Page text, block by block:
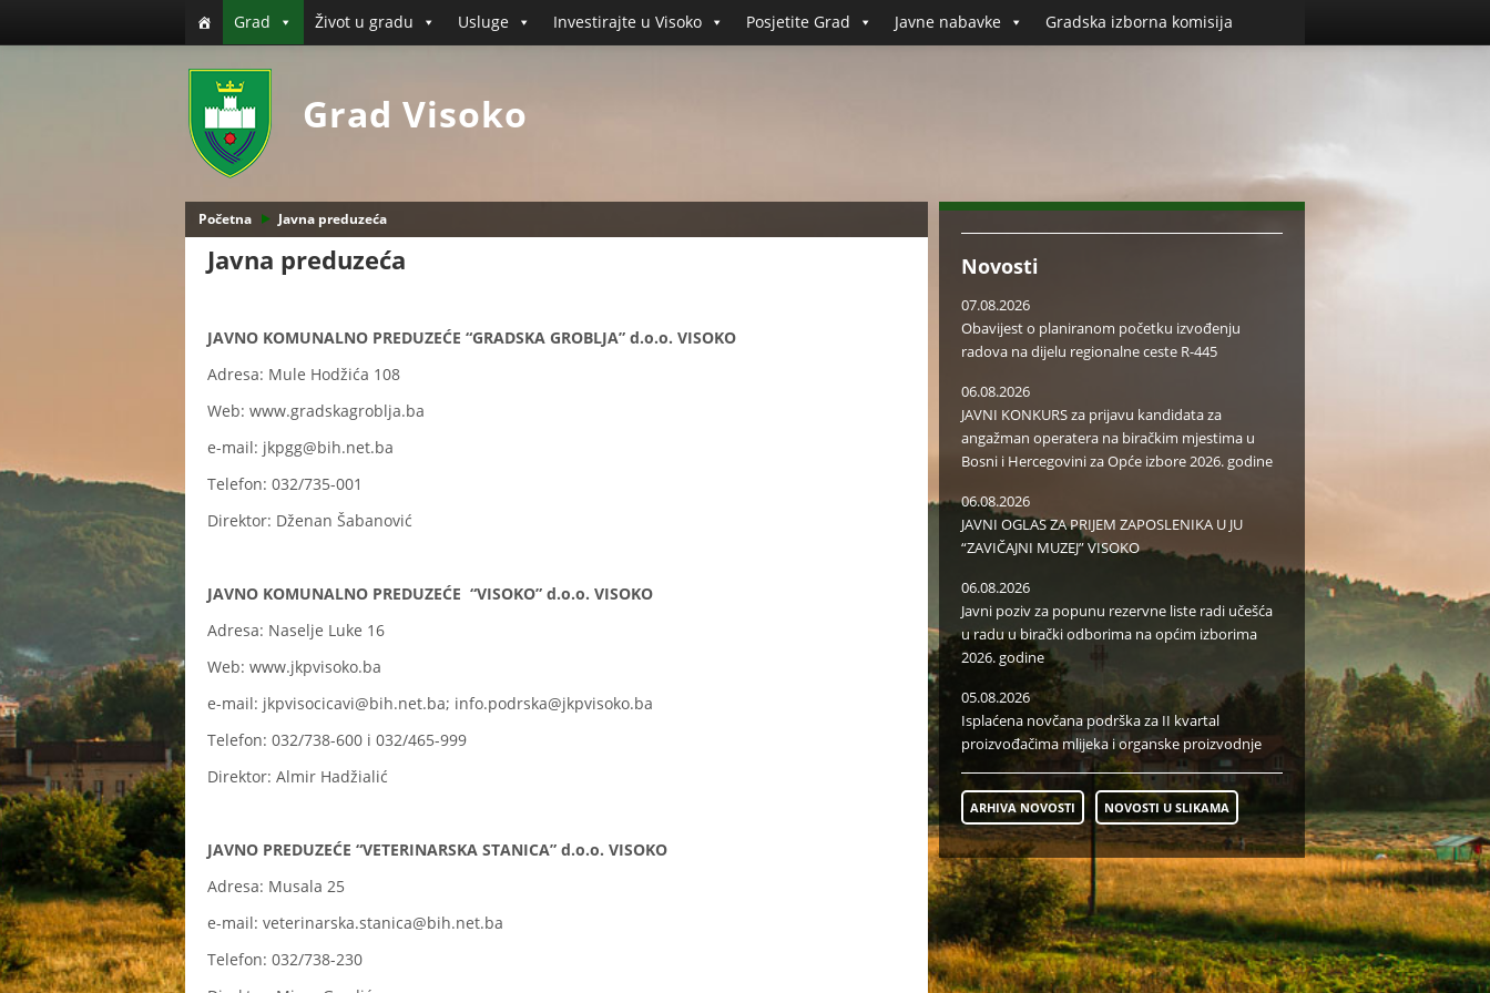
Grad Život u gradu Usluge Investirajte u Visoko Posjetite Grad Javne nabavke Gradska izborna komisija
Grad Visoko
Početna Javna preduzeća
Javna preduzeća
JAVNO KOMUNALNO PREDUZEĆE “GRADSKA GROBLJA” d.o.o. VISOKO
Adresa: Mule Hodžića 108
Web: www.gradskagroblja.ba
e-mail: jkpgg@bih.net.ba
Telefon: 032/735-001
Direktor: Dženan Šabanović
JAVNO KOMUNALNO PREDUZEĆE “VISOKO” d.o.o. VISOKO
Adresa: Naselje Luke 16
Web: www.jkpvisoko.ba
e-mail: jkpvisocicavi@bih.net.ba; info.podrska@jkpvisoko.ba
Telefon: 032/738-600 i 032/465-999
Direktor: Almir Hadžialić
JAVNO PREDUZEĆE “VETERINARSKA STANICA” d.o.o. VISOKO
Adresa: Musala 25
e-mail: veterinarska.stanica@bih.net.ba
Telefon: 032/738-230
Novosti
07.08.2026
Obavijest o planiranom početku izvođenju
radova na dijelu regionalne ceste R-445
06.08.2026
JAVNI KONKURS za prijavu kandidata za
angažman operatera na biračkim mjestima u
Bosni i Hercegovini za Opće izbore 2026. godine
06.08.2026
JAVNI OGLAS ZA PRIJEM ZAPOSLENIKA U JU
“ZAVIČAJNI MUZEJ” VISOKO
06.08.2026
Javni poziv za popunu rezervne liste radi učešća
u radu u birački odborima na općim izborima
2026. godine
05.08.2026
Isplaćena novčana podrška za II kvartal
proizvođačima mlijeka i organske proizvodnje
ARHIVA NOVOSTI NOVOSTI U SLIKAMA